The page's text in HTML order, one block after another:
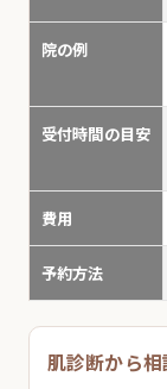
院の例
受付時間の目安
費用
予約方法
肌診断から相